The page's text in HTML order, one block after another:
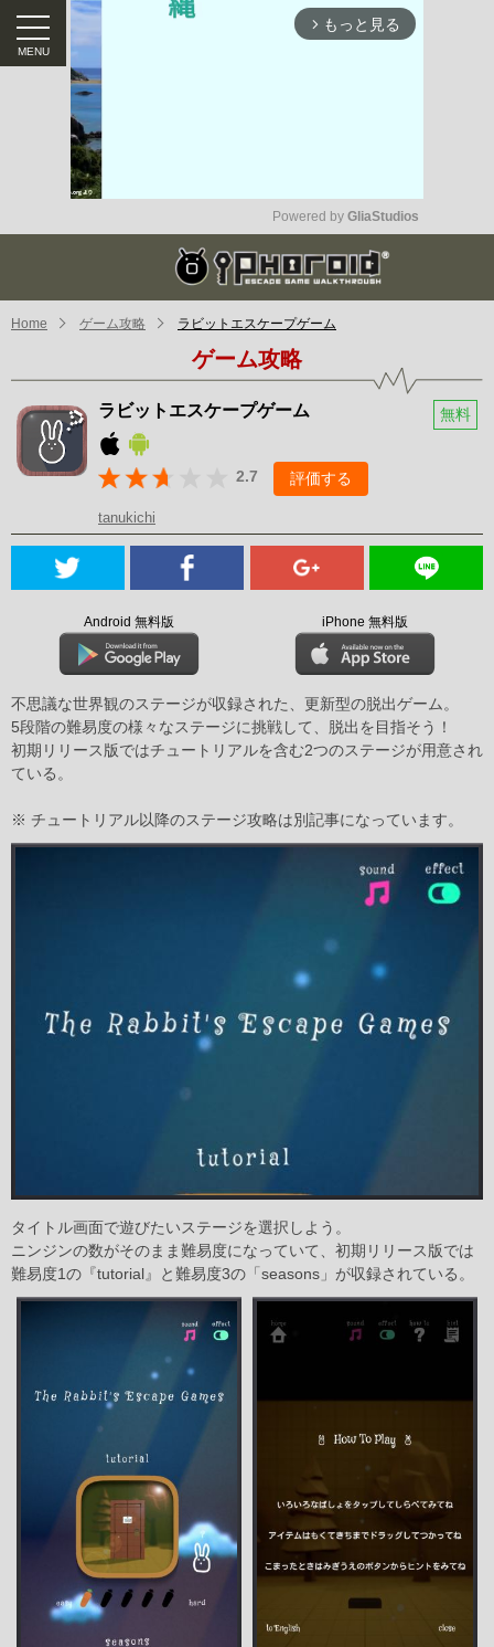
arrow_forward_ios もっと見る
Mute
Powered by GliaStudios
Home ゲーム攻略 ラビットエスケープゲーム
ゲーム攻略
ラビットエスケープゲーム 無料
2.7 評価する
tanukichi
Android 無料版 iPhone 無料版
不思議な世界観のステージが収録された、更新型の脱出ゲーム。
5段階の難易度の様々なステージに挑戦して、脱出を目指そう！
初期リリース版ではチュートリアルを含む2つのステージが用意され
ている。
※ チュートリアル以降のステージ攻略は別記事になっています。
タイトル画面で遊びたいステージを選択しよう。
ニンジンの数がそのまま難易度になっていて、初期リリース版では
難易度1の『tutorial』と難易度3の「seasons」が収録されている。